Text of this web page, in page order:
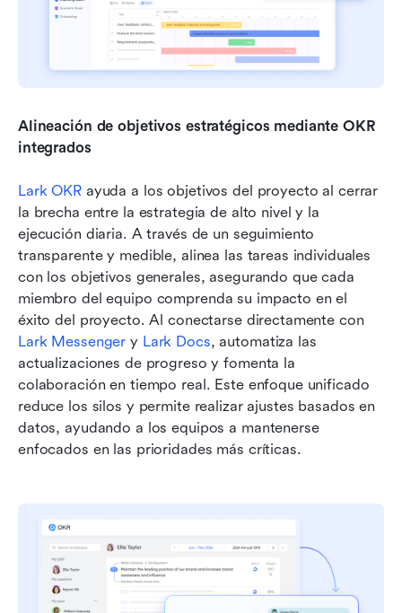
Alineación de objetivos estratégicos mediante OKR
integrados
Lark OKR ayuda a los objetivos del proyecto al cerrar
la brecha entre la estrategia de alto nivel y la
ejecución diaria. A través de un seguimiento
transparente y medible, alinea las tareas individuales
con los objetivos generales, asegurando que cada
miembro del equipo comprenda su impacto en el
Lark Messenger y Lark Docs, automatiza las
actualizaciones de progreso y fomenta la
colaboración en tiempo real. Este enfoque unificado
reduce los silos y permite realizar ajustes basados en
datos, ayudando a los equipos a mantenerse
enfocados en las prioridades más críticas.